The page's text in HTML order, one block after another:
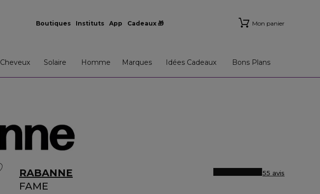
Boutiques Instituts App Cadeaux 🎁 Mon panier
Cheveux Solaire Homme Marques Idées Cadeaux Bons Plans
RABANNE
FAME
55 avis